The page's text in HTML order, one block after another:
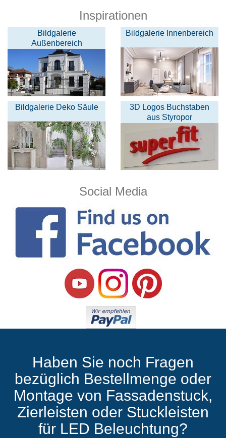
Inspirationen
Bildgalerie
Außenbereich
Bildgalerie Innenbereich
Bildgalerie Deko Säule
3D Logos Buchstaben
aus Styropor
Social Media
Haben Sie noch Fragen
bezüglich Bestellmenge oder
Montage von Fassadenstuck,
Zierleisten oder Stuckleisten
für LED Beleuchtung?